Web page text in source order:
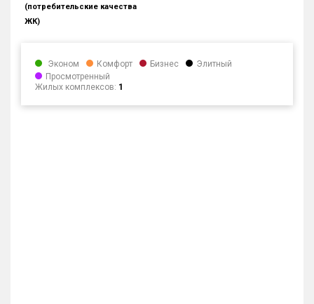
Оценка ЕРЗ
(потребительские качества
Эконом Комфорт
Жилых комплексов:1